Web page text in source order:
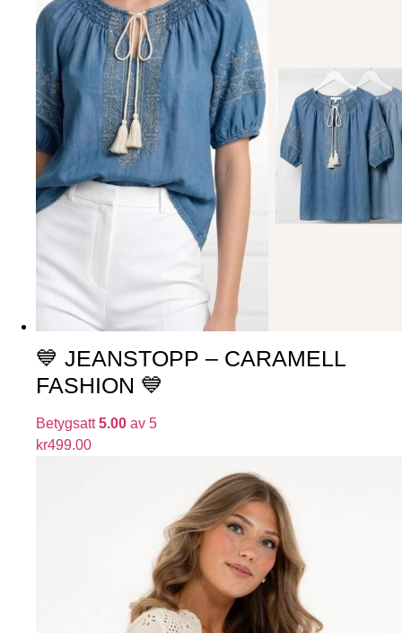
💙 JEANSTOPP – CARAMELL
FASHION 💙
Betygsatt5.00 av 5
kr499.00